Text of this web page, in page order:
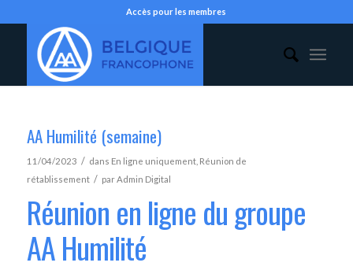
Accès pour les membres
AA Humilité (semaine)
11/04/2023 / dans En ligne uniquement, Réunion de
rétablissement / parAdmin Digital
Réunion en ligne du groupe
AA Humilité